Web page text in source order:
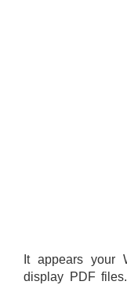
It appears your
display PDF files.